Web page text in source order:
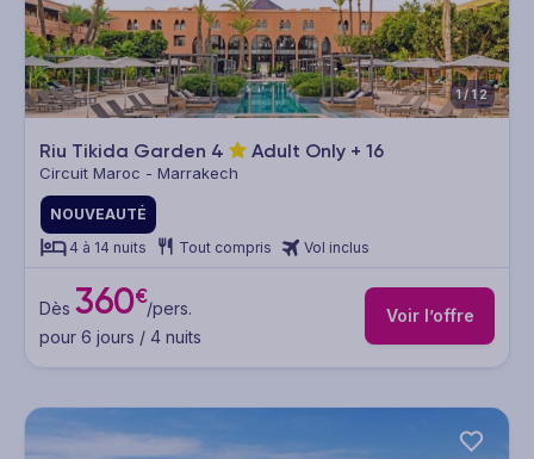
1/12
Riu Tikida Garden 4 Adult Only + 16
Circuit Maroc - Marrakech
NOUVEAUTÉ
4 à 14 nuits
Tout compris Vol inclus
Dès 360€/pers.
pour 6 jours / 4 nuits
Voir l’offre